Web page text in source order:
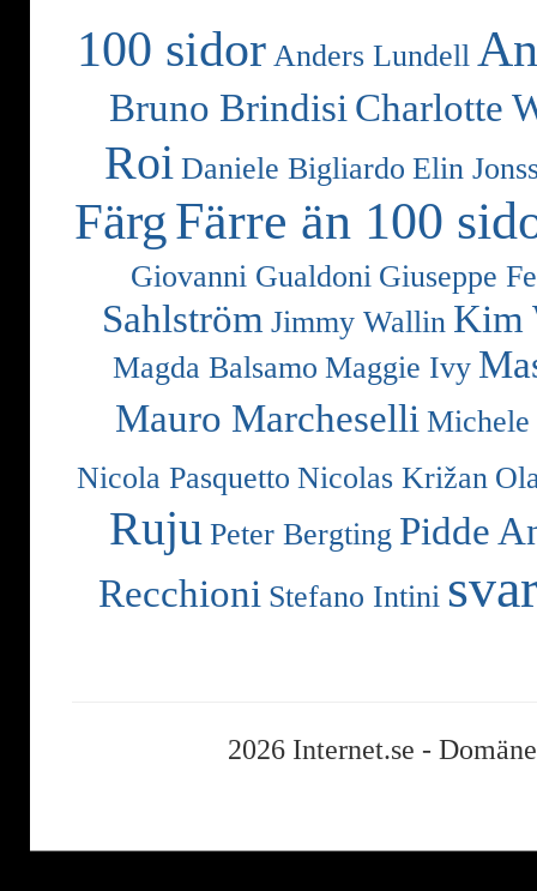
100 sidor Anders Lundell
Bruno Brindisi Charlotte
Roi Daniele Bigliardo Elin
FärgFärre än 100
Giovanni Gualdoni Giuseppe
Sahlström Jimmy Wallin Kim
Magda Balsamo Maggie Ivy
Mauro Marcheselli Michele
Nicola Pasquetto Nicolas Križan
Ruju Peter Bergting Pidde
Recchioni Stefano Intini
2026 Internet.se -